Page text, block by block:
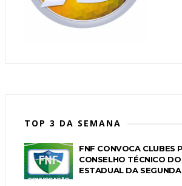
TOP 3 DA SEMANA
FNF CONVOCA CLUBES
CONSELHO TÉCNICO
ESTADUAL DA